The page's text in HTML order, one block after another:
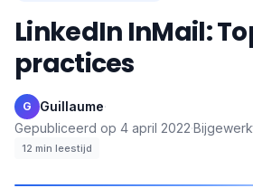
LinkedIn InMail:
practices
G Guillaume·
Gepubliceerd op 4 april 2022·
12 min leestijd